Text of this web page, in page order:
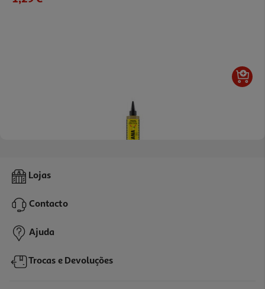
Marinada Sacana Limão E Ervas 250ml
1,89 €
Lojas
Contacto
Ajuda
Trocas e Devoluções